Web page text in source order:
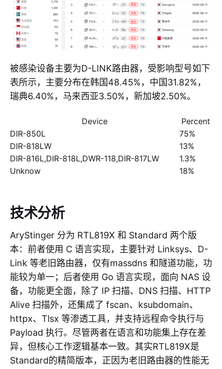
被感染设备主要为D-LINK路由器，受影响型号如下
表所示，主要分布在韩国48.45%，中国31.82%，
瑞典6.40%，马来西亚3.50%，新加坡2.50%。
Device
Percent
DIR-850L
75%
DIR-818LW
13%
DIR-816L,DIR-818L,DWR-118,DIR-817LW
1.3%
Unknow
18%
技术分析
AryStinger 分为 RTL819X 和 Standard 两个版
本：前者使用 C 语言实现，主要针对 Linksys、D-
Link 等老旧路由器，仅有massdns 和隧道功能，功
能较为单一；后者使用 Go 语言实现，面向 NAS 设
备，功能更全面，除了 IP 扫描、DNS 扫描、HTTP
Alive 扫描外，还集成了 fscan、ksubdomain、
httpx、Tlsx 等渗透工具，并支持远程命令执行与
Payload 执行。尽管两者在语言和功能集上存在差
异，但核心工作逻辑基本一致。其实RTL819X是
Standard的精简版本，正因为老旧路由器的性能无